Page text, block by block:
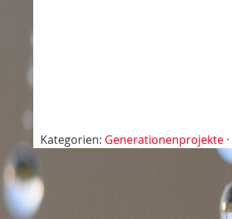
Kategorien: Generationenprojekte ·